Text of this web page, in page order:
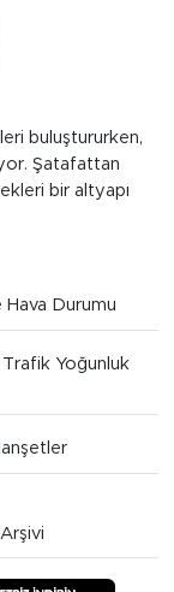
buluştururken,
Şatafattan
bir altyapı
Hava Durumu
Yoğunluk